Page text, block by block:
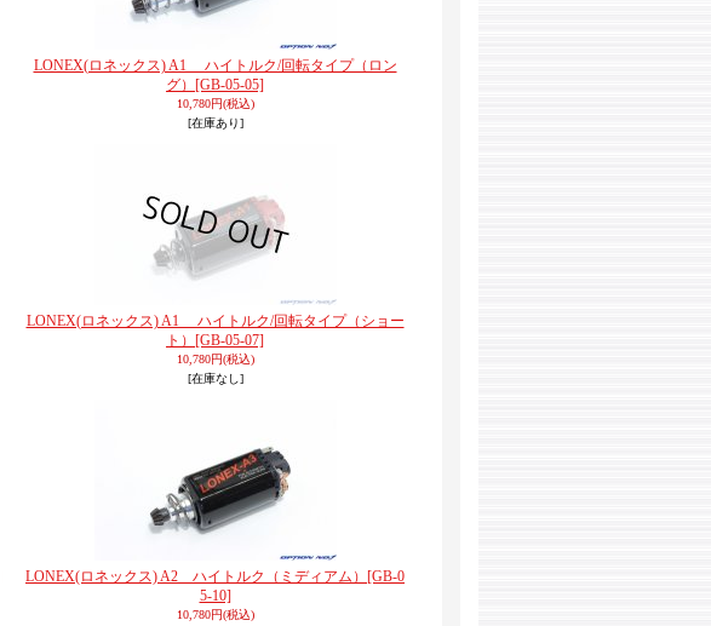
LONEX(ロネックス) A1 ハイトルク/回転タイプ（ロン
グ） [GB-05-05]
10,780円(税込)
[在庫あり]
LONEX(ロネックス) A1 ハイトルク/回転タイプ（ショー
ト） [GB-05-07]
10,780円(税込)
[在庫なし]
LONEX(ロネックス) A2 ハイトルク（ミディアム） [GB-0
5-10]
10,780円(税込)